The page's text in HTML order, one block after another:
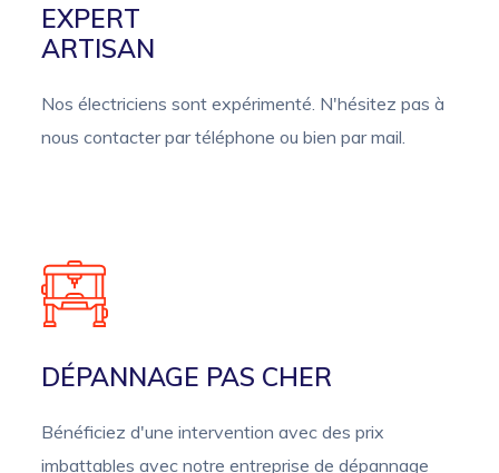
EXPERT
ARTISAN
Nos électriciens sont expérimenté. N'hésitez pas à
nous contacter par téléphone ou bien par mail.
DÉPANNAGE PAS CHER
Bénéficiez d'une intervention avec des prix
imbattables avec notre entreprise de dépannage